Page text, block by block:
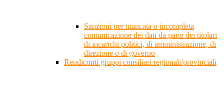
Sanzioni per mancata o incompleta
comunicazione dei dati da parte dei titolari
di incarichi politici, di amministrazione, di
direzione o di governo
Rendiconti gruppi consiliari regionali/provinciali